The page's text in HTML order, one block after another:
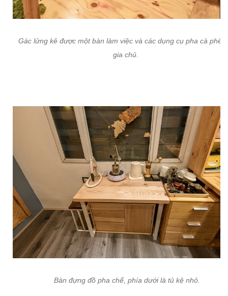
Gác lửng kê được một bàn làm việc và các dụng cụ pha cà phê
gia chủ.
Bàn đựng đồ pha chế, phía dưới là tủ kệ nhỏ.